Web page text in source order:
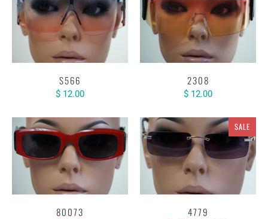
S566
$ 12.00
2308
$ 12.00
80073
SALE
4779